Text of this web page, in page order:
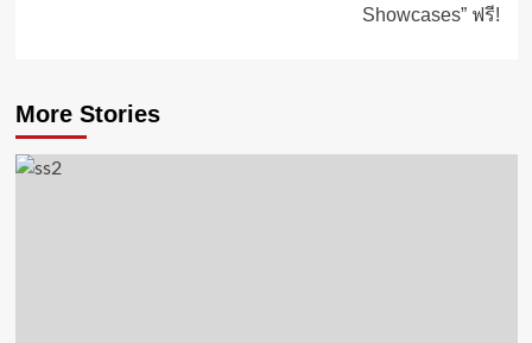
Showcases” ฟรี!
More Stories